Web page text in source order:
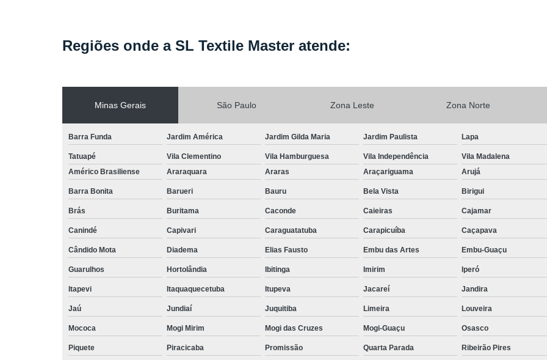
Locação de Lençol Queen
Locação de
Aluguel de Toalha de Banho Adulto
Aluguel de Toalha de Banho Casal
Locação de Toalha de Banho
Locação de Toalha de Banho e Rosto
Locação de Toalha de Banho Industrial
Aluguel de Toalha Branca Manicure
Aluguel de Toalha para Manicure
Locação de Toalha de Manicure Branca
Locação de Toalha para Manicure
Regiões onde a SL Textile Master atende:
Minas Gerais São Paulo Zona Leste Zona Norte
Barra Funda Jardim América Jardim Gilda Maria Jardim Paulista Lapa
Tatuapé Vila Clementino Vila Hamburguesa Vila Independência Vila Madalena
Américo Brasiliense
Araraquara Araras Araçariguama Arujá
Barra Bonita Barueri Bauru Bela Vista Birigui
Brás Buritama Caconde Caieiras Cajamar
Canindé Capivari Caraguatatuba Carapicuíba Caçapava
Cândido Mota Diadema Elias Fausto Embu das Artes Embu-Guaçu
Guarulhos Hortolândia Ibitinga Imirim Iperó
Itapevi Itaquaquecetuba Itupeva Jacareí Jandira
Jaú Jundiaí Juquitiba Limeira Louveira
Mococa Mogi Mirim Mogi das Cruzes Mogi-Guaçu Osasco
Piquete Piracicaba Promissão Quarta Parada Ribeirão Pires